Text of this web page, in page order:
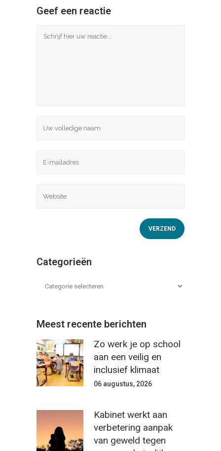
Geef een reactie
Categorieën
Meest recente berichten
Zo werk je op school
aan een veilig en
inclusief klimaat
06 augustus, 2026
Kabinet werkt aan
verbetering aanpak
van geweld tegen